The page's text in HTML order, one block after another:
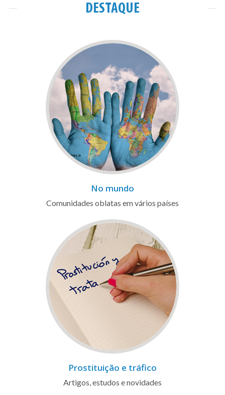
DESTAQUE
No mundo
Comunidades oblatas em vários países
Prostituição e tráfico
Artigos, estudos e novidades